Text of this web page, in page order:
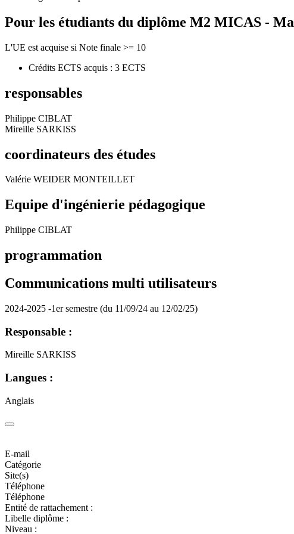
Pour les étudiants du diplôme M2 MICAS -
L'UE est acquise si Note finale >= 10
Crédits ECTS acquis : 3 ECTS
responsables
Philippe CIBLAT
Mireille SARKISS
coordinateurs des études
Valérie WEIDER MONTEILLET
Equipe d'ingénierie pédagogique
Philippe CIBLAT
programmation
Communications multi utilisateurs
2024-2025 -1er semestre (du 11/09/24 au 12/02/25)
Responsable :
Mireille SARKISS
Langues :
Anglais
E-mail
Catégorie
Site(s)
Téléphone
Téléphone
Entité de rattachement :
Libelle diplôme :
Niveau :